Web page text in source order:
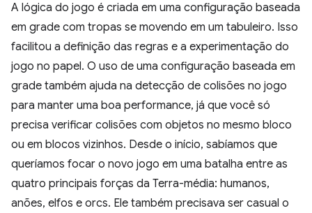
A lógica do jogo é criada em uma configuração baseada
em grade com tropas se movendo em um tabuleiro. Isso
facilitou a definição das regras e a experimentação do
jogo no papel. O uso de uma configuração baseada em
grade também ajuda na detecção de colisões no jogo
para manter uma boa performance, já que você só
precisa verificar colisões com objetos no mesmo bloco
ou em blocos vizinhos. Desde o início, sabíamos que
queríamos focar o novo jogo em uma batalha entre as
quatro principais forças da Terra-média: humanos,
anões, elfos e orcs. Ele também precisava ser casual o